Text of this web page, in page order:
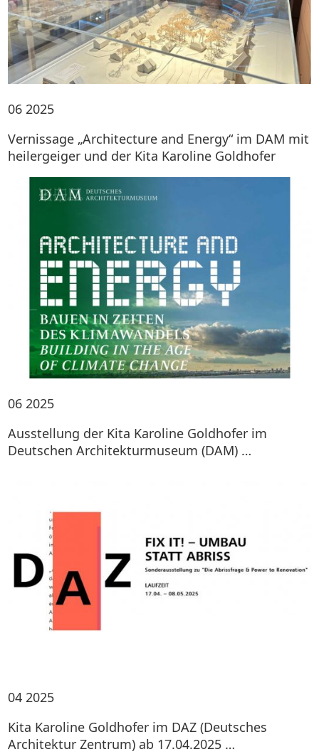
06 2025
Vernissage „Architecture and Energy“ im DAM mit
heilergeiger und der Kita Karoline Goldhofer
06 2025
Ausstellung der Kita Karoline Goldhofer im
Deutschen Architekturmuseum (DAM) …
04 2025
Kita Karoline Goldhofer im DAZ (Deutsches
Architektur Zentrum) ab 17.04.2025 …